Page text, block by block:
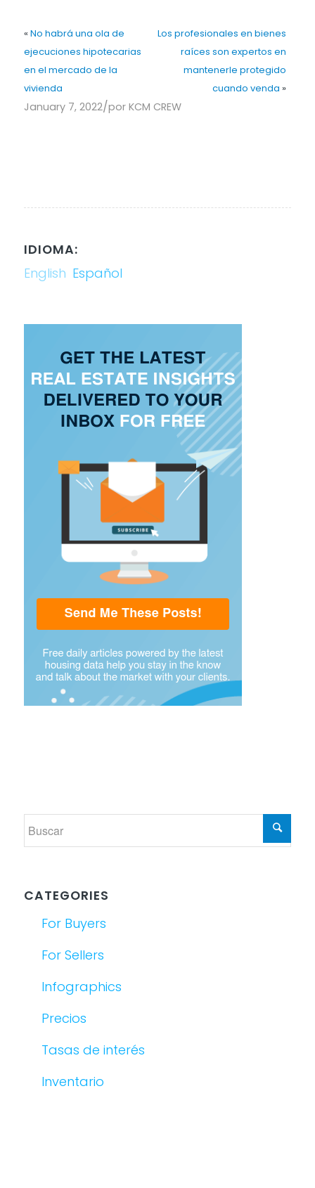
« No habrá una ola de
ejecuciones hipotecarias
en el mercado de la
vivienda
Los profesionales en bienes
raíces son expertos en
mantenerle protegido
cuando venda »
January 7, 2022/por KCM CREW
IDIOMA:
English Español
CATEGORIES
For Buyers
For Sellers
Infographics
Precios
Tasas de interés
Inventario